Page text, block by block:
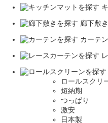
廊下敷き
カーテン
ロールスクリ
短納期
つっぱり
激安
日本製